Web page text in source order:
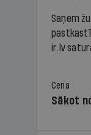
Saņem
ir.lv
Cena
Sākot